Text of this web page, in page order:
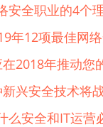
安全职业的4个
年12项最佳网
在2018年推动您
新兴安全技术将
么安全和IT运